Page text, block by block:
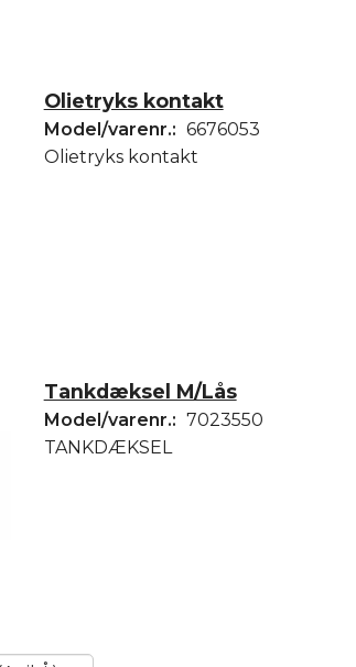
Olietryks kontakt
Model/varenr.: 6676053
Olietryks kontakt
Tankdæksel M/Lås
Model/varenr.: 7023550
TANKDÆKSEL